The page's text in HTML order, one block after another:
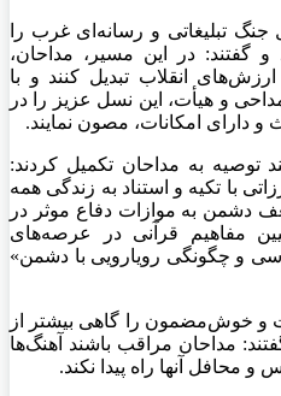
جنگ تبلیغاتی و رسانه‌ای غرب را
و گفتند: در این مسیر، مداحان،
انقلاب تبدیل کنند و با
و هیأت، این نسل عزیز را در
و دارای امکانات، مصون نمایند.
توصیه به مداحان تکمیل کردند:
با تکیه و استناد به زندگی همه
دشمن به موازات دفاع موثر در
مفاهیم قرآنی در عرصه‌های
و چگونگی رویارویی با دشمن»
و خوش‌مضمون را گاهی بیشتر از
مداحان مراقب باشند آهنگ‌ها
و محافل آنها راه پیدا نکند.